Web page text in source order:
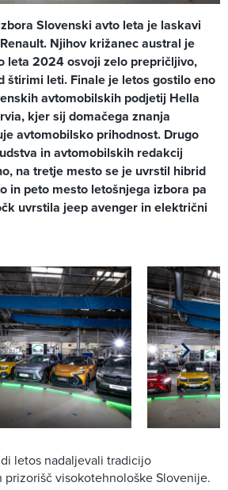
Slovenski avto leta je laskavi
Njihov križanec austral je
leta 2024 osvoji zelo prepričljivo,
štirimi leti. Finale je letos gostilo eno
avtomobilskih podjetij Hella
kjer sij domačega znanja
avtomobilsko prihodnost. Drugo
in avtomobilskih redakcij
na tretje mesto se je uvrstil hibrid
in peto mesto letošnjega izbora pa
uvrstila jeep avenger in električni
letos nadaljevali tradicijo
prizorišč visokotehnološke Slovenije.